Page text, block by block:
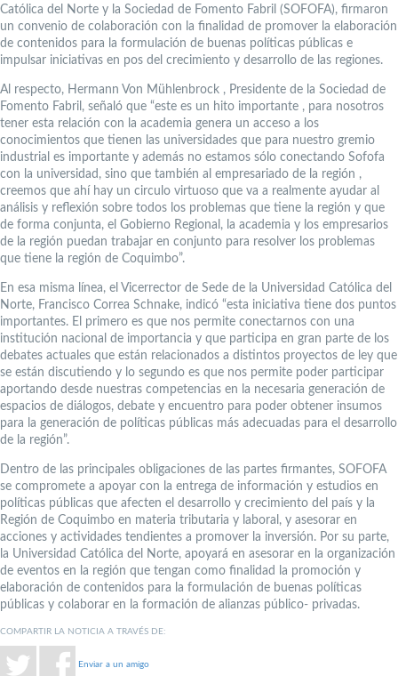
Católica del Norte y la Sociedad de Fomento Fabril (SOFOFA), firmaron
un convenio de colaboración con la finalidad de promover la elaboración
de contenidos para la formulación de buenas políticas públicas e
impulsar iniciativas en pos del crecimiento y desarrollo de las regiones.
Al respecto, Hermann Von Mühlenbrock , Presidente de la Sociedad de
Fomento Fabril, señaló que “este es un hito importante , para nosotros
tener esta relación con la academia genera un acceso a los
conocimientos que tienen las universidades que para nuestro gremio
industrial es importante y además no estamos sólo conectando Sofofa
con la universidad, sino que también al empresariado de la región ,
creemos que ahí hay un circulo virtuoso que va a realmente ayudar al
análisis y reflexión sobre todos los problemas que tiene la región y que
de forma conjunta, el Gobierno Regional, la academia y los empresarios
de la región puedan trabajar en conjunto para resolver los problemas
que tiene la región de Coquimbo”.
En esa misma línea, el Vicerrector de Sede de la Universidad Católica del
Norte, Francisco Correa Schnake, indicó “esta iniciativa tiene dos puntos
importantes. El primero es que nos permite conectarnos con una
institución nacional de importancia y que participa en gran parte de los
debates actuales que están relacionados a distintos proyectos de ley que
se están discutiendo y lo segundo es que nos permite poder participar
aportando desde nuestras competencias en la necesaria generación de
espacios de diálogos, debate y encuentro para poder obtener insumos
para la generación de políticas públicas más adecuadas para el desarrollo
de la región”.
Dentro de las principales obligaciones de las partes firmantes, SOFOFA
se compromete a apoyar con la entrega de información y estudios en
políticas públicas que afecten el desarrollo y crecimiento del país y la
Región de Coquimbo en materia tributaria y laboral, y asesorar en
acciones y actividades tendientes a promover la inversión. Por su parte,
la Universidad Católica del Norte, apoyará en asesorar en la organización
de eventos en la región que tengan como finalidad la promoción y
elaboración de contenidos para la formulación de buenas políticas
públicas y colaborar en la formación de alianzas público- privadas.
COMPARTIR LA NOTICIA A TRAVÉS DE:
Enviar a un amigo